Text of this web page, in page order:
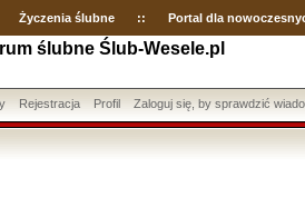
Życzenia ślubne :: Portal dla
ślubne Ślub-Wesele.pl
Rejestracja Profil Zaloguj się, by sprawdzić